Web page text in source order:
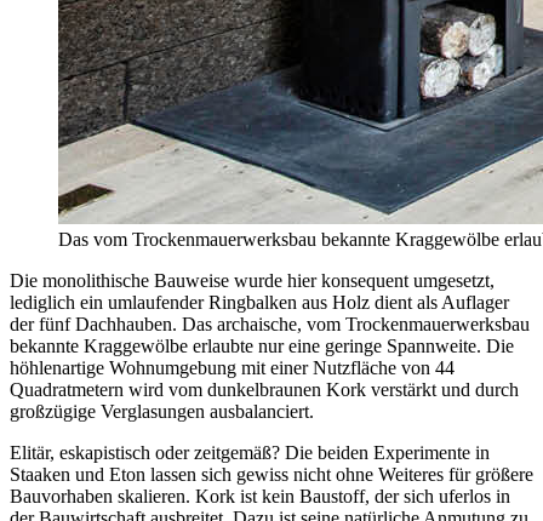
Das vom Trockenmauerwerksbau bekannte Kraggewölbe
Die monolithische Bauweise wurde hier konsequent umgesetzt,
lediglich ein umlaufender Ringbalken aus Holz dient als Auflager
der fünf Dachhauben. Das archaische, vom Trockenmauerwerksbau
bekannte Kraggewölbe erlaubte nur eine geringe Spannweite. Die
höhlenartige Wohnumgebung mit einer Nutzfläche von 44
Quadratmetern wird vom dunkelbraunen Kork verstärkt und durch
großzügige Verglasungen ausbalanciert.
Elitär, eskapistisch oder zeitgemäß? Die beiden Experimente in
Staaken und Eton lassen sich gewiss nicht ohne Weiteres für größere
Bauvorhaben skalieren. Kork ist kein Baustoff, der sich uferlos in